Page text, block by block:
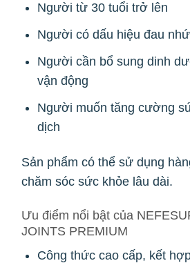
Người từ 30 tuổi trở lên
Người có dấu hiệu đau
Người cần bổ sung dinh
vận động
Người muốn tăng cường
dịch
Sản phẩm có thể sử dụng
chăm sóc sức khỏe lâu dài.
Ưu điểm nổi bật của
JOINTS PREMIUM
Công thức cao cấp, kết